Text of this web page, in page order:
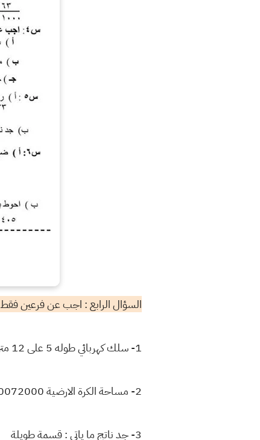
السؤال الرابع : اجب عن فرعين فقط
1- سلك كهربائي طوله 5 على 12 متر قطع منه سلك طوله 3 على 8 متر كم متر بقى من السلك
2- مساحة الكرة الارضية 510072000 كيلو متر مربع تقريبا مثل هذا العدد في جدول القيمة المكانية
3- جد ناتج ما ياتي : قسمة طويلة